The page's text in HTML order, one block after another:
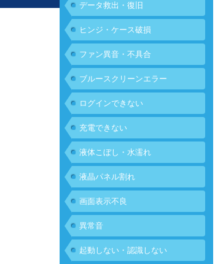
データ救出・復旧
ヒンジ・ケース破損
ファン異音・不具合
ブルースクリーンエラー
ログインできない
充電できない
液体こぼし・水濡れ
液晶パネル割れ
画面表示不良
異常音
起動しない・認識しない